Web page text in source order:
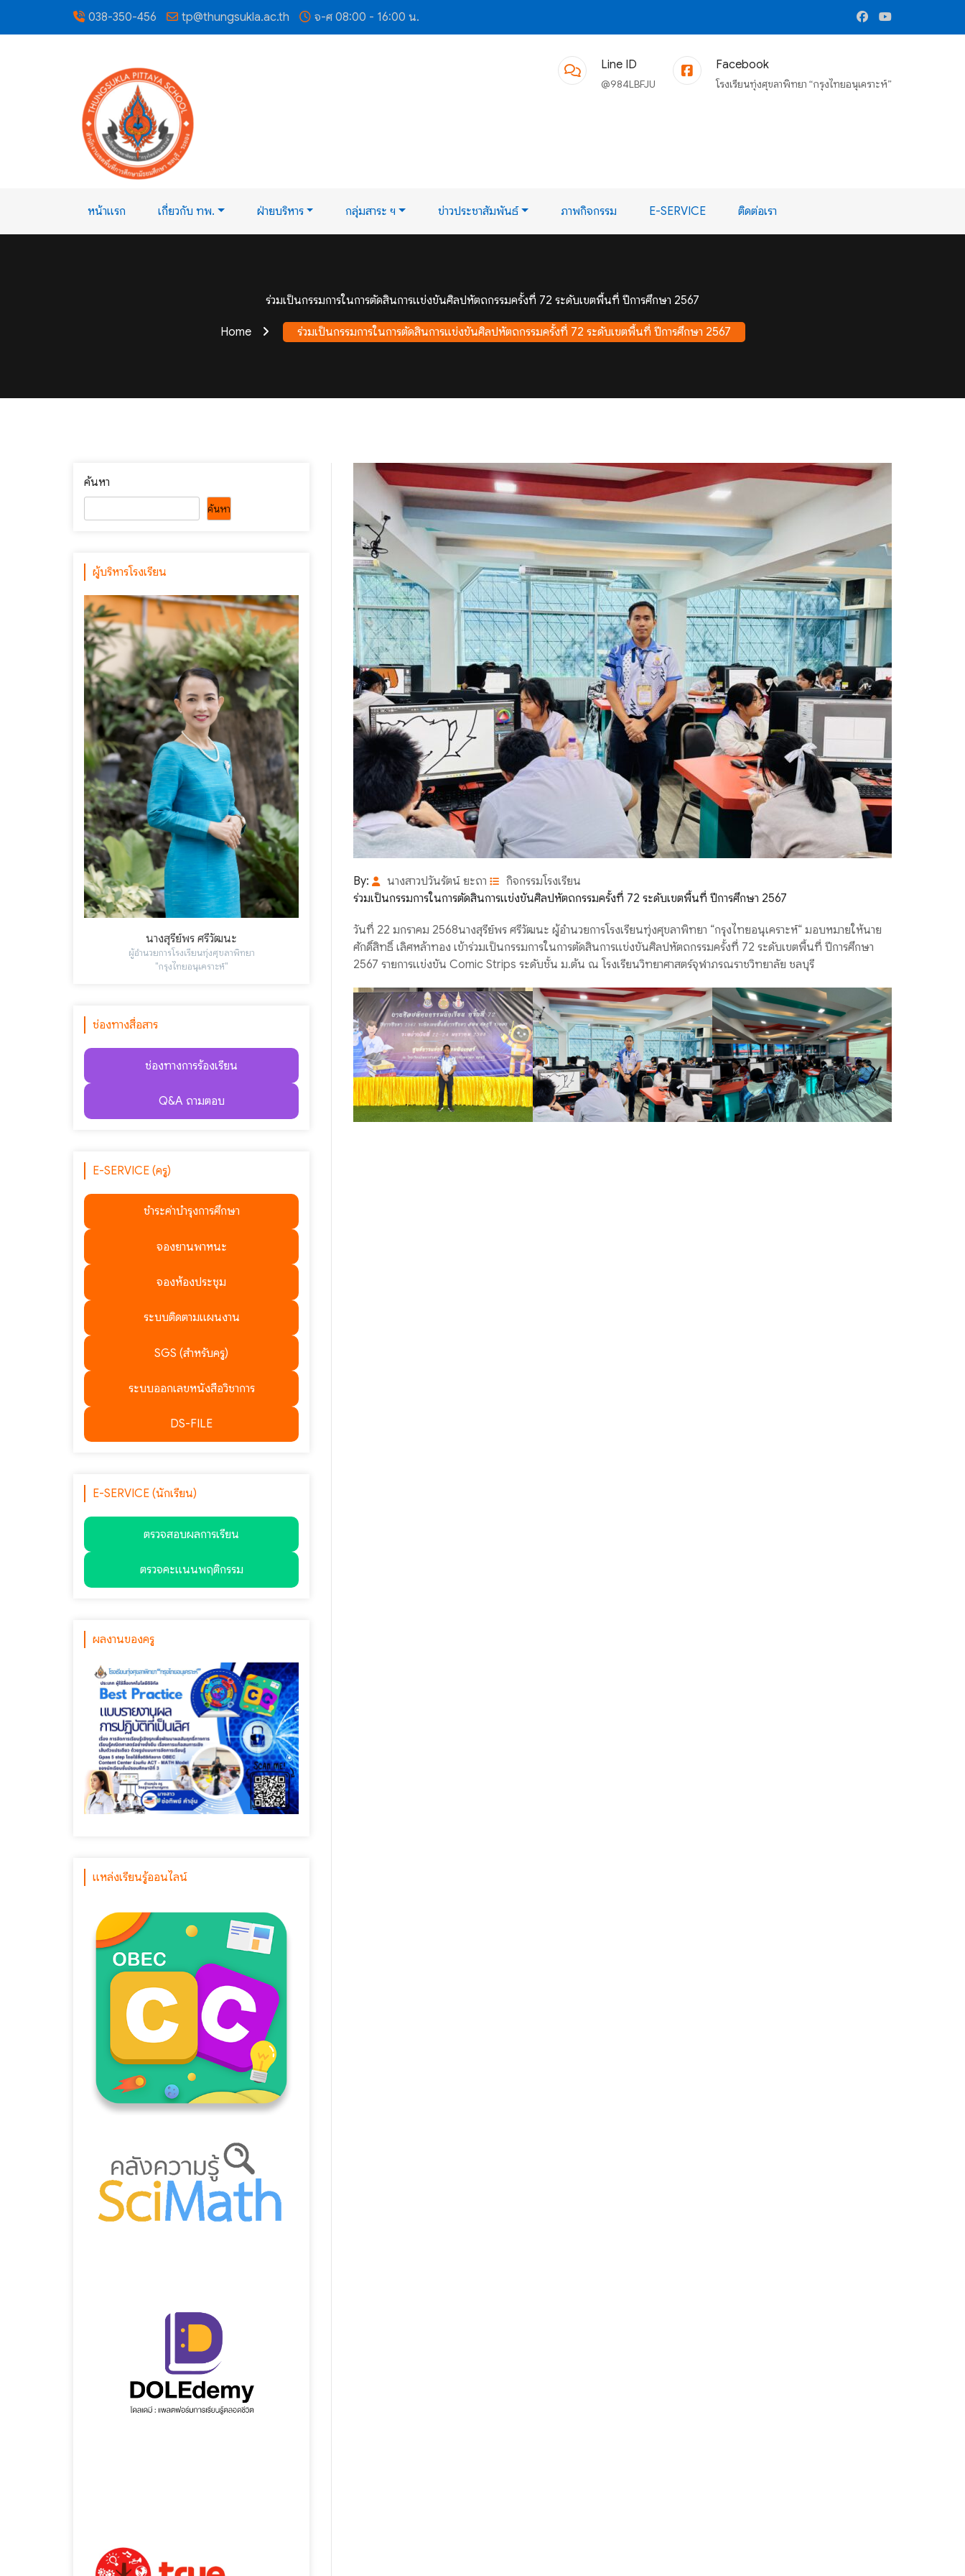
038-350-456 tp@thungsukla.ac.th จ-ศ 08:00 - 16:00 น.
Line ID
@984LBFJU
Facebook
โรงเรียนทุ่งศุขลาพิทยา “กรุงไทยอนุเคราะห์”
หน้าแรก เกี่ยวกับ ทพ. ฝ่ายบริหาร กลุ่มสาระ ฯ ข่าวประชาสัมพันธ์ ภาพกิจกรรม E-SERVICE ติดต่อเรา
ร่วมเป็นกรรมการในการตัดสินการแข่งขันศิลปหัตถกรรมครั้งที่ 72 ระดับเขตพื้นที่ ปีการศึกษา 2567
Home ร่วมเป็นกรรมการในการตัดสินการแข่งขันศิลปหัตถกรรมครั้งที่ 72 ระดับเขตพื้นที่ ปีการศึกษา 2567
ค้นหา
ค้นหา
ผู้บริหารโรงเรียน
นางสุรีย์พร ศรีวัฒนะ
ผู้อำนวยการโรงเรียนทุ่งศุขลาพิทยา
"กรุงไทยอนุเคราะห์"
ช่องทางสื่อสาร
ช่องทางการร้องเรียน
Q&A ถามตอบ
E-SERVICE (ครู)
ชำระค่าบำรุงการศึกษา
จองยานพาหนะ
จองห้องประชุม
ระบบติดตามแผนงาน
SGS (สำหรับครู)
ระบบออกเลขหนังสือวิชาการ
DS-FILE
E-SERVICE (นักเรียน)
ตรวจสอบผลการเรียน
ตรวจคะแนนพฤติกรรม
ผลงานของครู
แหล่งเรียนรู้ออนไลน์
By: นางสาวปวันรัตน์ ยะถา
กิจกรรมโรงเรียน
ร่วมเป็นกรรมการในการตัดสินการแข่งขันศิลปหัตถกรรมครั้งที่ 72 ระดับเขตพื้นที่ ปีการศึกษา 2567
วันที่ 22 มกราคม 2568นางสุรีย์พร ศรีวัฒนะ ผู้อำนวยการโรงเรียนทุ่งศุขลาพิทยา “กรุงไทยอนุเคราะห์“ มอบหมายให้นาย
ศักดิ์สิทธิ์ เลิศหล้าทอง เข้าร่วมเป็นกรรมการในการตัดสินการแข่งขันศิลปหัตถกรรมครั้งที่ 72 ระดับเขตพื้นที่ ปีการศึกษา
2567 รายการแข่งขัน Comic Strips ระดับชั้น ม.ต้น ณ โรงเรียนวิทยาศาสตร์จุฬาภรณราชวิทยาลัย ชลบุรี